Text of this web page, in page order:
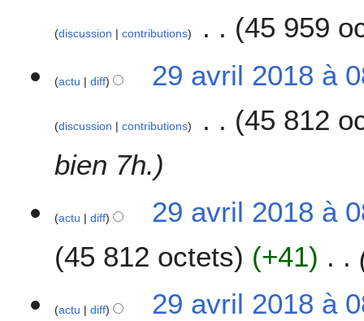
discussion contributions 45 959
actu diff 29 avril 2018 à
discussion contributions
45 812
bien 7h.
actu diff
29 avril 2018 à
45 812 octets
+41
actu diff
29 avril 2018 à